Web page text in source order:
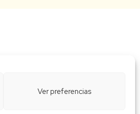
Ver preferencias